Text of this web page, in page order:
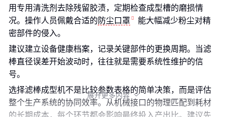
用专用清洗剂去除残留胶渍，定期检查成型槽的磨损情
况。操作人员佩戴合适的 防尘口罩
能大幅减少粉尘对精
密部件的侵入。
建议建立设备健康档案，记录关键部件的更换周期。当滤
棒直径误差开始波动时，往往就是需要系统性维护的信
号。
选择滤棒成型机不是比较参数表格的简单决策，而是评估
整个生产系统的协同效率。从机械接口的物理匹配到耗材
的长期成本，每个环节都会影响最终投入产出比。建议先
展开更多内容 